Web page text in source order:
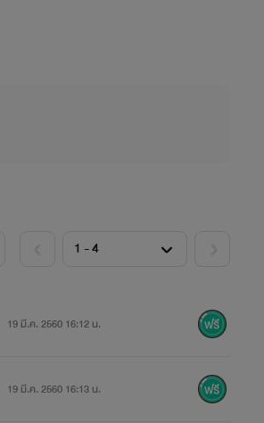
19 มี.ค. 2560 16:12 น.
19 มี.ค. 2560 16:13 น.